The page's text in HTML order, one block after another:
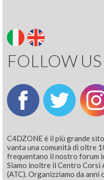
FOLLOW US
C4DZONE è il più grande
vanta una comunità di oltre
frequentano il nostro forum
Siamo inoltre il Centro
(ATC). Organizziamo da